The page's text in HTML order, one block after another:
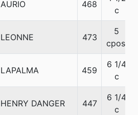
AURIO 468
c
LEONNE 473
5
cpos.
LAPALMA 459
6 1/4
c
HENRY DANGER 447
6 1/4
c